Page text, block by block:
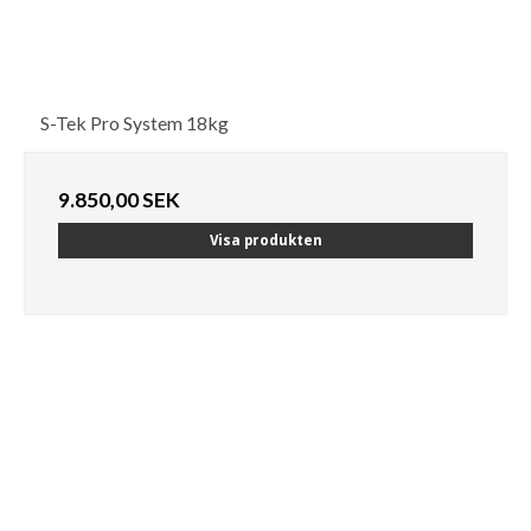
S-Tek Pro System 18kg
9.850,00 SEK
Visa produkten